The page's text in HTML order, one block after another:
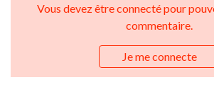
Vous devez être connecté pour
commentaire.
Je me connecte